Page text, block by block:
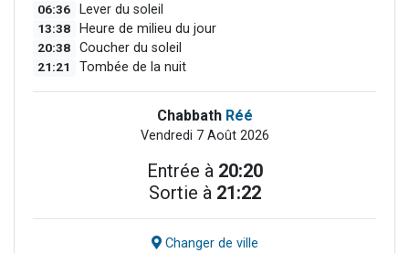
06:36 Lever du soleil
13:38 Heure de milieu du jour
20:38 Coucher du soleil
21:21 Tombée de la nuit
Chabbath Réé
Vendredi 7 Août 2026
Entrée à 20:20
Sortie à 21:22
Changer de ville